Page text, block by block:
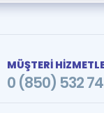
MÜŞTERİ
0 (850) 532